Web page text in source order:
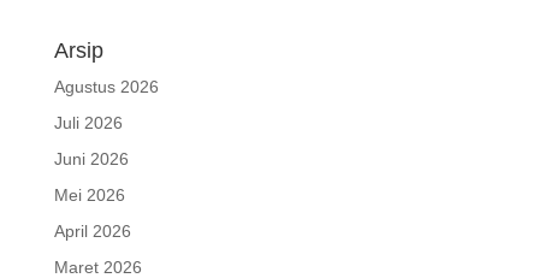
Arsip
Agustus 2026
Juli 2026
Juni 2026
Mei 2026
April 2026
Maret 2026